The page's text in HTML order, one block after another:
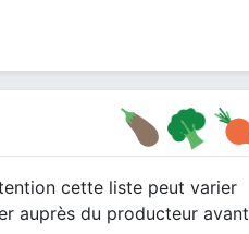
cette liste peut varier
auprès du producteur avant